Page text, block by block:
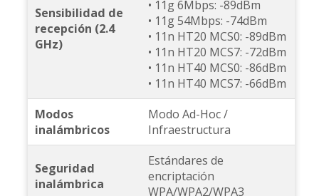
Sensibilidad de
recepción (2.4
GHz)
• 11g 6Mbps: -89dBm
• 11g 54Mbps: -74dBm
• 11n HT20 MCS0: -89dBm
• 11n HT20 MCS7: -72dBm
• 11n HT40 MCS0: -86dBm
• 11n HT40 MCS7: -66dBm
Modos
inalámbricos
Modo Ad-Hoc /
Infraestructura
Seguridad
inalámbrica
Estándares de
encriptación
WPA/WPA2/WPA3